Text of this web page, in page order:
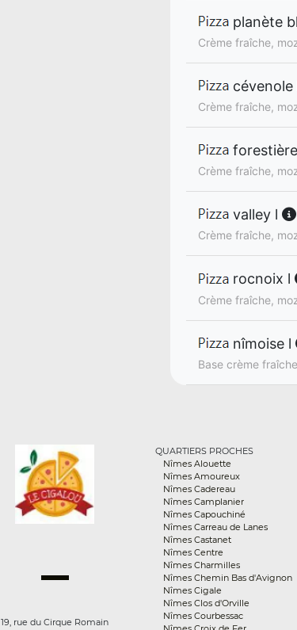
planète
Crème fraîche,
cévenole
Crème fraîche,
Crème fraîche,
valley l
Crème fraîche,
rocnoix l
Crème fraîche,
nîmoise l
Base crème
19, rue du Cirque Romain
QUARTIERS PROCHES
Nîmes Alouette
Nîmes Amoureux
Nîmes Cadereau
Nîmes Camplanier
Nîmes Capouchiné
Nîmes Carreau de Lanes
Nîmes Castanet
Nîmes Centre
Nîmes Charmilles
Nîmes Chemin Bas d'Avignon
Nîmes Cigale
Nîmes Clos d'Orville
Nîmes Courbessac